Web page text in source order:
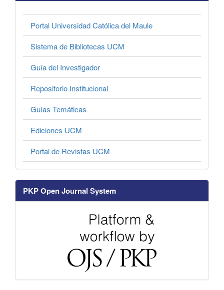
Portal Universidad Católica del Maule
Sistema de Bibliotecas UCM
Guía del Investigador
Repositorio Institucional
Guías Temáticas
Ediciones UCM
Portal de Revistas UCM
PKP Open Journal System